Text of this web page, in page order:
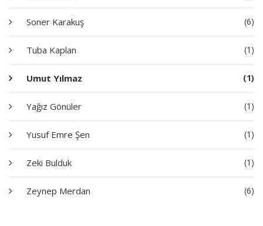
Soner Karakuş (6)
Tuba Kaplan (1)
Umut Yılmaz (1)
Yağız Gönüler (1)
Yusuf Emre Şen (1)
Zeki Bulduk (1)
Zeynep Merdan (6)